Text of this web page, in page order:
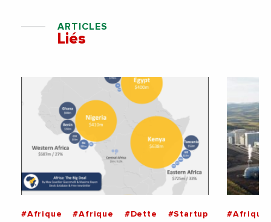
ARTICLES
Liés
#Afrique #Afrique #Dette #Startup
#Afrique